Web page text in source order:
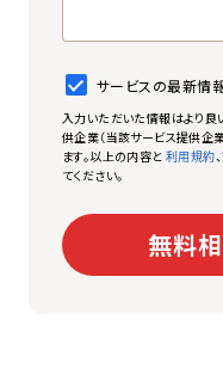
サービスの最新情
入力いただいた情報はより良
供企業（当該サービス提供企
ます。以上の内容と利用規約、
てください。
無料